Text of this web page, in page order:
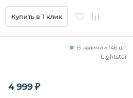
Купить в 1 клик
4 999 ₽
В наличии 146 шт.
Lightstar